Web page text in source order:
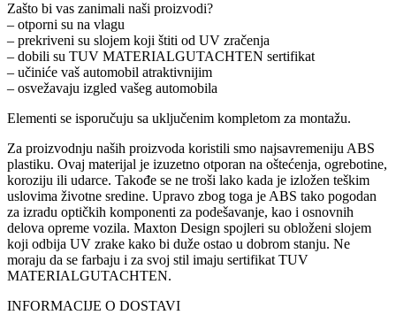
Zašto bi vas zanimali naši proizvodi?
– otporni su na vlagu
– prekriveni su slojem koji štiti od UV zračenja
– dobili su TUV MATERIALGUTACHTEN sertifikat
– učiniće vaš automobil atraktivnijim
– osvežavaju izgled vašeg automobila
Elementi se isporučuju sa uključenim kompletom za montažu.
Za proizvodnju naših proizvoda koristili smo najsavremeniju ABS
plastiku. Ovaj materijal je izuzetno otporan na oštećenja, ogrebotine,
koroziju ili udarce. Takođe se ne troši lako kada je izložen teškim
uslovima životne sredine. Upravo zbog toga je ABS tako pogodan
za izradu optičkih komponenti za podešavanje, kao i osnovnih
delova opreme vozila. Maxton Design spojleri su obloženi slojem
koji odbija UV zrake kako bi duže ostao u dobrom stanju. Ne
moraju da se farbaju i za svoj stil imaju sertifikat TUV
MATERIALGUTACHTEN.
INFORMACIJE O DOSTAVI